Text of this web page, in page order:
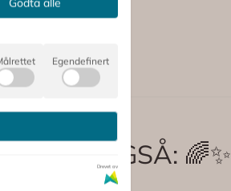
OGSÅ: 🌈✨
Egendefinert
Drevet av